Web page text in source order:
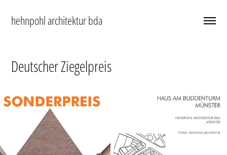
hehnpohl architektur bda
Deutscher Ziegelpreis